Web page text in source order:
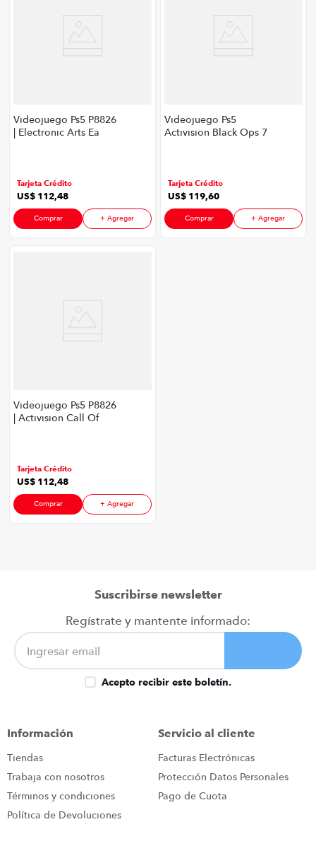
Videojuego Ps5 P8826
| Electronic Arts Ea
Tarjeta Crédito
US$ 112,48
Comprar + Agregar
Videojuego Ps5
Activision Black Ops 7
Tarjeta Crédito
US$ 119,60
Comprar + Agregar
Videojuego Ps5 P8826
| Activision Call Of
Tarjeta Crédito
US$ 112,48
Comprar + Agregar
Suscribirse newsletter
Regístrate y mantente informado:
Acepto recibir este boletín.
Información
Tiendas
Trabaja con nosotros
Términos y condiciones
Política de Devoluciones
Servicio al cliente
Facturas Electrónicas
Protección Datos Personales
Pago de Cuota